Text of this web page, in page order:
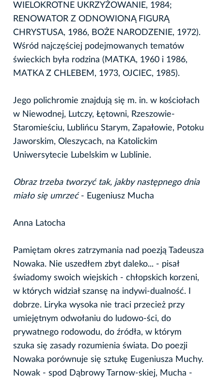
WIELOKROTNE UKRZYŻOWANIE, 1984;
RENOWATOR Z ODNOWIONĄ FIGURĄ
CHRYSTUSA, 1986, BOŻE NARODZENIE, 1972).
Wśród najczęściej podejmowanych tematów
świeckich była rodzina (MATKA, 1960 i 1986,
MATKA Z CHLEBEM, 1973, OJCIEC, 1985).
Jego polichromie znajdują się m. in. w kościołach
w Niewodnej, Lutczy, Łętowni, Rzeszowie-
Staromieściu, Lublińcu Starym, Zapałowie, Potoku
Jaworskim, Oleszycach, na Katolickim
Uniwersytecie Lubelskim w Lublinie.
Obraz trzeba tworzyć tak, jakby następnego dnia
miało się umrzeć- Eugeniusz Mucha
Anna Latocha
Pamiętam okres zatrzymania nad poezją Tadeusza
Nowaka. Nie uszedłem zbyt daleko... - pisał
świadomy swoich wiejskich - chłopskich korzeni,
w których widział szansę na indywi-dualność. I
dobrze. Liryka wysoka nie traci przecież przy
umiejętnym odwołaniu do ludowo-ści, do
prywatnego rodowodu, do źródła, w którym
szuka się zasady rozumienia świata. Do poezji
Nowaka porównuje się sztukę Eugeniusza Muchy.
Nowak - spod Dąbrowy Tarnow-skiej, Mucha -